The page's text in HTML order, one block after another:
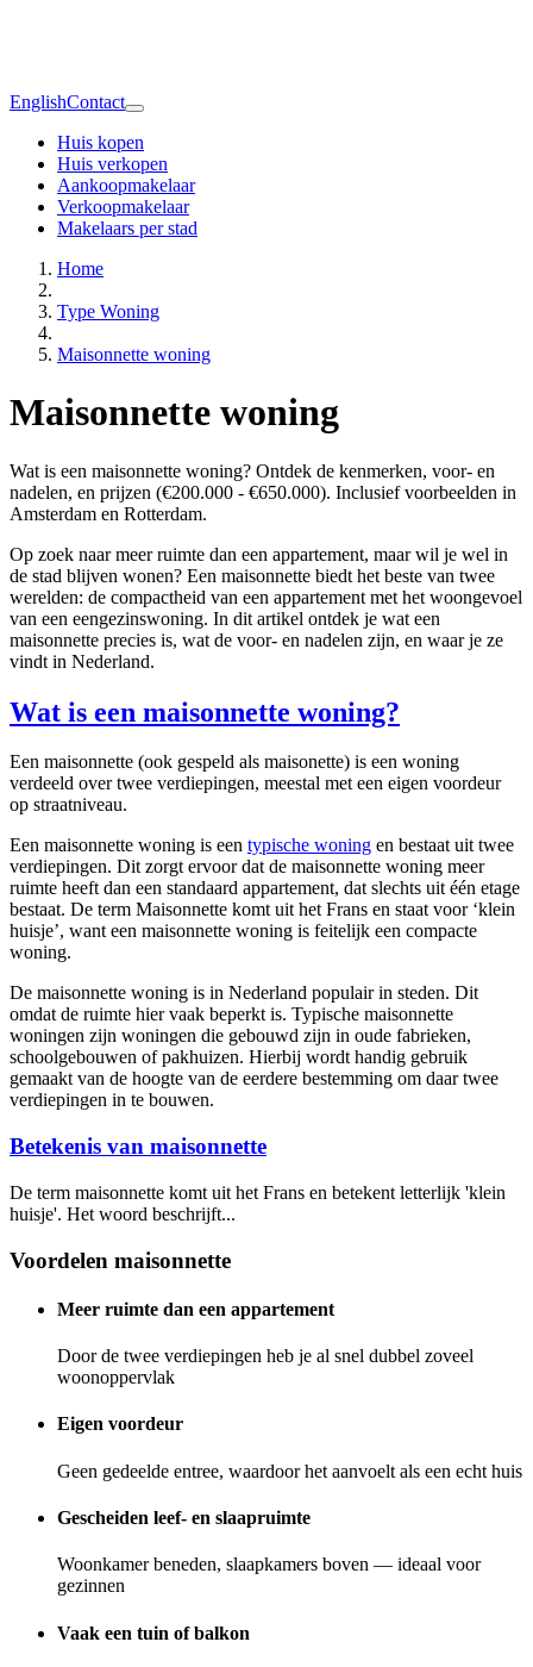
EnglishContact
Huis kopen
Huis verkopen
Aankoopmakelaar
Verkoopmakelaar
Makelaars per stad
Home
Type Woning
Maisonnette woning
Maisonnette woning
Wat is een maisonnette woning? Ontdek de kenmerken, voor- en
nadelen, en prijzen (€200.000 - €650.000). Inclusief voorbeelden in
Amsterdam en Rotterdam.
Op zoek naar meer ruimte dan een appartement, maar wil je wel in
de stad blijven wonen? Een maisonnette biedt het beste van twee
werelden: de compactheid van een appartement met het woongevoel
van een eengezinswoning. In dit artikel ontdek je wat een
maisonnette precies is, wat de voor- en nadelen zijn, en waar je ze
vindt in Nederland.
Wat is een maisonnette woning?
Een maisonnette (ook gespeld als maisonette) is een woning
verdeeld over twee verdiepingen, meestal met een eigen voordeur
op straatniveau.
Een maisonnette woning is een typische woning en bestaat uit twee
verdiepingen. Dit zorgt ervoor dat de maisonnette woning meer
ruimte heeft dan een standaard appartement, dat slechts uit één etage
bestaat. De term Maisonnette komt uit het Frans en staat voor ‘klein
huisje’, want een maisonnette woning is feitelijk een compacte
woning.
De maisonnette woning is in Nederland populair in steden. Dit
omdat de ruimte hier vaak beperkt is. Typische maisonnette
woningen zijn woningen die gebouwd zijn in oude fabrieken,
schoolgebouwen of pakhuizen. Hierbij wordt handig gebruik
gemaakt van de hoogte van de eerdere bestemming om daar twee
verdiepingen in te bouwen.
Betekenis van maisonnette
De term maisonnette komt uit het Frans en betekent letterlijk 'klein
huisje'. Het woord beschrijft...
Voordelen maisonnette
Meer ruimte dan een appartement
Door de twee verdiepingen heb je al snel dubbel zoveel
woonoppervlak
Eigen voordeur
Geen gedeelde entree, waardoor het aanvoelt als een echt huis
Gescheiden leef- en slaapruimte
Woonkamer beneden, slaapkamers boven — ideaal voor
gezinnen
Vaak een tuin of balkon